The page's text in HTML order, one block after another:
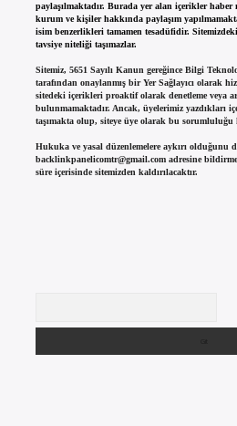
paylaşılmaktadır. Burada yer alan içerikler haber
kurum ve kişiler hakkında paylaşım
isim benzerlikleri tamamen tesadüfidir.
tavsiye niteliği taşımazlar.
Sitemiz, 5651 Sayılı Kanun gereğince Bilgi
tarafından onaylanmış bir Yer Sağlayıcı olarak
sitedeki içerikleri proaktif olarak denetleme veya
bulunmamaktadır. Ancak, üyelerimiz yazdıkları
taşımakta olup, siteye üye olarak bu sorumluluğu
Hukuka ve yasal düzenlemelere aykırı olduğunu
backlinkpanelicomtr@gmail.comadresine
süre içerisinde sitemizden kaldırılacaktır.